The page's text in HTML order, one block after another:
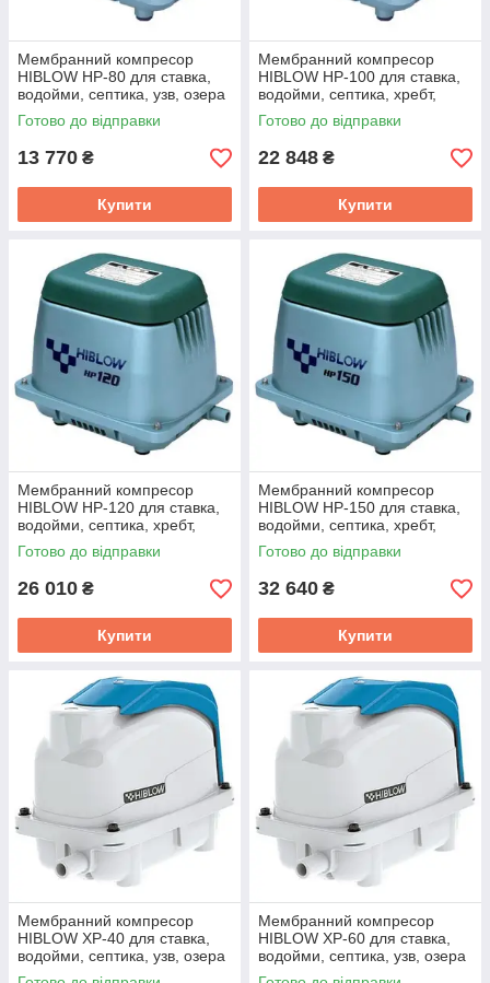
Мембранний компресор
HIBLOW HP-80 для ставка,
водойми, септика, узв, озера
Готово до відправки
13 770 ₴
Купити
Мембранний компресор
HIBLOW HP-100 для ставка,
водойми, септика, хребт,
озера
Готово до відправки
22 848 ₴
Купити
Мембранний компресор
HIBLOW HP-120 для ставка,
водойми, септика, хребт,
озера
Готово до відправки
26 010 ₴
Купити
Мембранний компресор
HIBLOW HP-150 для ставка,
водойми, септика, хребт,
озера
Готово до відправки
32 640 ₴
Купити
Мембранний компресор
HIBLOW XP-40 для ставка,
водойми, септика, узв, озера
Мембранний компресор
HIBLOW XP-60 для ставка,
водойми, септика, узв, озера